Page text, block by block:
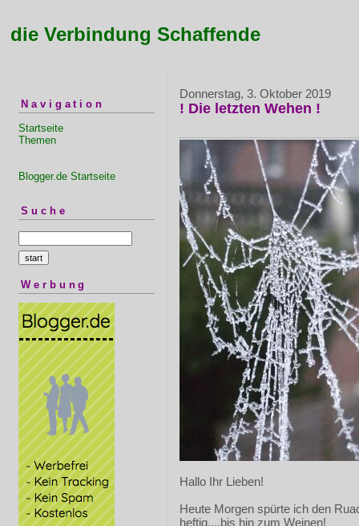
die Verbindung Schaffende
Navigation
Startseite
Themen
Blogger.de Startseite
Suche
Werbung
Donnerstag, 3. Oktober 2019
! Die letzten Wehen !
Hallo Ihr Lieben!
Heute Morgen spürte ich den
heftig....bis hin zum Weinen!